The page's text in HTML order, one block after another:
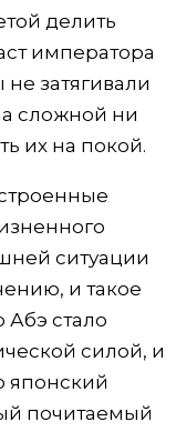
делить
императора
затягивали
сложной ни
их на покой.
ситуации
и такое
Абэ стало
силой, и
японский
почитаемый